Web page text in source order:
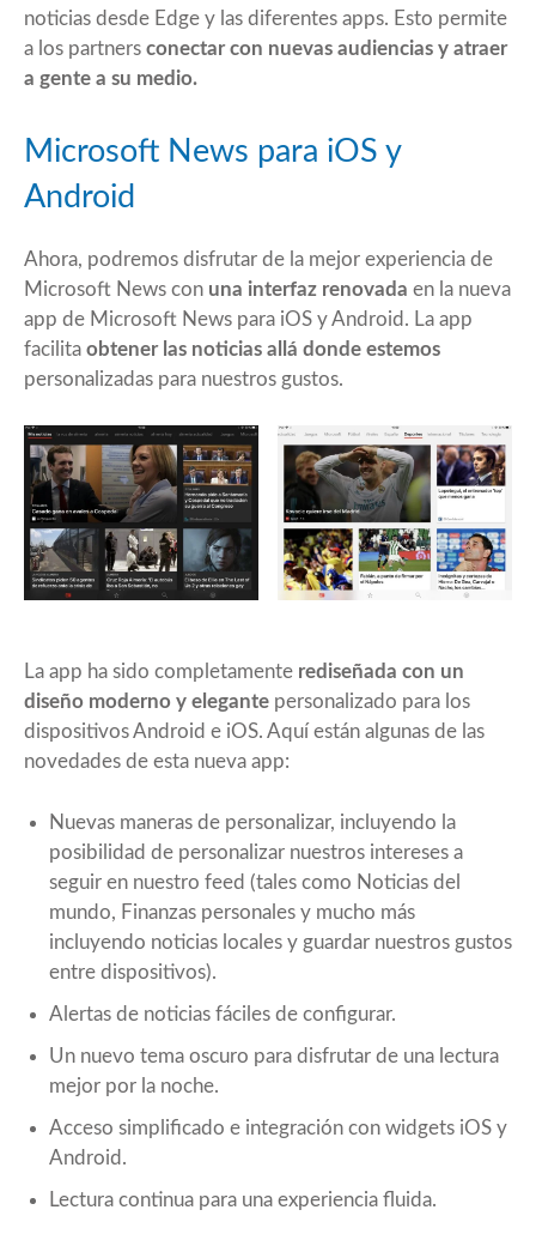
noticias desde Edge y las diferentes apps. Esto permite
a los partners conectar con nuevas audiencias y atraer
a gente a su medio.
Microsoft News para iOS y
Android
Ahora, podremos disfrutar de la mejor experiencia de
Microsoft News con una interfaz renovada en la nueva
app de Microsoft News para iOS y Android. La app
facilita obtener las noticias allá donde estemos
personalizadas para nuestros gustos.
La app ha sido completamente rediseñada con un
diseño moderno y elegante personalizado para los
dispositivos Android e iOS. Aquí están algunas de las
novedades de esta nueva app:
Nuevas maneras de personalizar, incluyendo la
posibilidad de personalizar nuestros intereses a
seguir en nuestro feed (tales como Noticias del
mundo, Finanzas personales y mucho más
incluyendo noticias locales y guardar nuestros gustos
entre dispositivos).
Alertas de noticias fáciles de configurar.
Un nuevo tema oscuro para disfrutar de una lectura
mejor por la noche.
Acceso simplificado e integración con widgets iOS y
Android.
Lectura continua para una experiencia fluida.